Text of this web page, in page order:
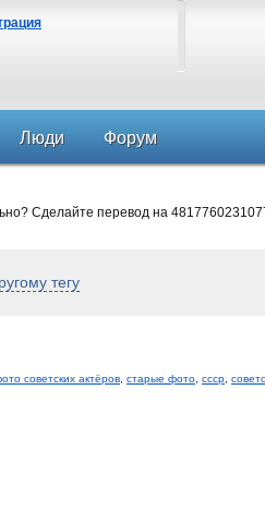
Люди Форум
Сделайте перевод на
тегу
советских актёров старые фото ссср